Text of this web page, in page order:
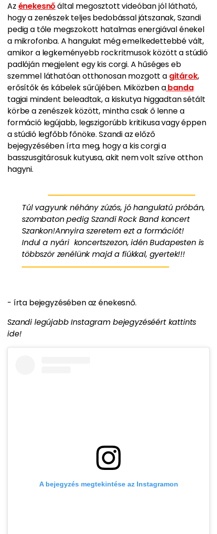
Az énekesnőáltal megosztott videóban jól látható,
hogy a zenészek teljes bedobással játszanak, Szandi
pedig a tőle megszokott hatalmas energiával énekel
a mikrofonba. A hangulat még emelkedettebbé vált,
amikor a legkeményebb rockritmusok között a stúdió
padlóján megjelent egy kis corgi. A hűséges eb
szemmel láthatóan otthonosan mozgott a gitárok,
erősítők és kábelek sűrűjében. Miközben abanda
tagjai mindent beleadtak, a kiskutya higgadtan sétált
körbe a zenészek között, mintha csak ő lenne a
formáció legújabb, legszigorúbb kritikusa vagy éppen
a stúdió legfőbb főnöke. Szandi az előző
bejegyzésében írta meg, hogy a kis corgi a
basszusgitárosuk kutyusa, akit nem volt szíve otthon
hagyni.
Túl vagyunk néhány zúzós, jó hangulatú próbán,
szombaton pedig Szandi Rock Band koncert
Szankon!Annyira szeretem ezt a formációt!
Indul a nyári koncertszezon, idén Budapesten is
többször zenélünk majd a fiúkkal, gyertek!!!
- írta bejegyzésében az énekesnő.
Szandi legújabb Instagram bejegyzéséért kattints
ide!
A bejegyzés megtekintése az Instagramon